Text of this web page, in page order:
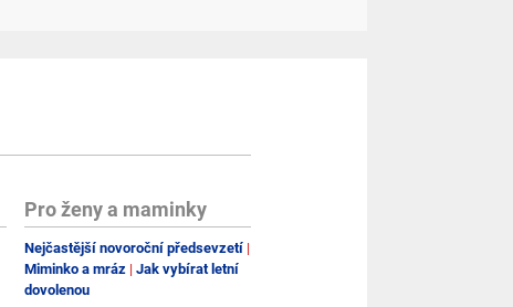
Pro ženy a maminky
Nejčastější novoroční předsevzetí
Miminko a mráz
Jak vybírat letní
dovolenou